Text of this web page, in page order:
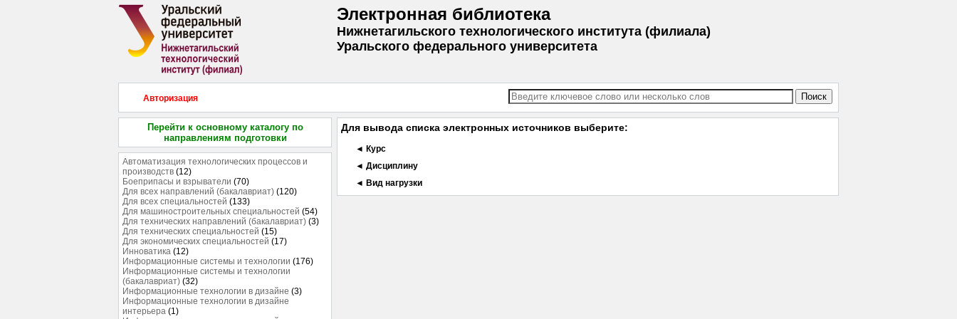
Электронная библиотека
Нижнетагильского технологического института (филиала)
Уральского федерального университета
Авторизация
Перейти к основному каталогу по
направлениям подготовки
Автоматизация технологических процессов и
производств (12)
Боеприпасы и взрыватели (70)
Для всех направлений (бакалавриат) (120)
Для всех специальностей (133)
Для машиностроительных специальностей (54)
Для технических направлений (бакалавриат) (3)
Для технических специальностей (15)
Для экономических специальностей (17)
Инноватика (12)
Информационные системы и технологии (176)
Информационные системы и технологии
(бакалавриат) (32)
Информационные технологии в дизайне (3)
Информационные технологии в дизайне
интерьера (1)
Для вывода списка электронных источников выберите:
◄ Курс
◄ Дисциплину
◄ Вид нагрузки